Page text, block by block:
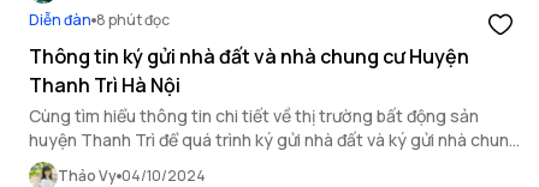
Diễn đàn 8 phút đọc
Thông tin ký gửi nhà đất và nhà chung cư Huyện
Thanh Trì Hà Nội
Cùng tìm hiểu thông tin chi tiết về thị trường bất động sản
huyện Thanh Trì để quá trình ký gửi nhà đất và ký gửi nhà chung
cư hiệu quả nhất.
Thảo Vy 04/10/2024